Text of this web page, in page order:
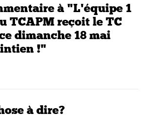
à "L'équipe 1
TCAPM reçoit le TC
dimanche 18 mai
!"
à dire?